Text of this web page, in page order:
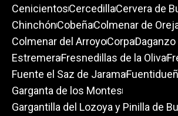
CenicientosCercedillaCervera de
ChinchónCobeñaColmenar de
Colmenar del ArroyoCorpa
EstremeraFresnedillas de la Oliva
Fuente el Saz de Jarama
Garganta de los Montes
Gargantilla del Lozoya y Pinilla de